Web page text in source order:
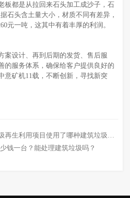
板都是从拉回来石头加工成沙子，石
石头含土量大小，材质不同有差异，
元一吨，这其中有着丰厚的利润。
案设计、再到后期的发货、售后服
的服务体系，确保给客户提供良好的
意矿机11载，不断创新，寻找新突
生利用项目使用了哪种建筑垃圾破碎机
钱一台？能处理建筑垃圾吗？